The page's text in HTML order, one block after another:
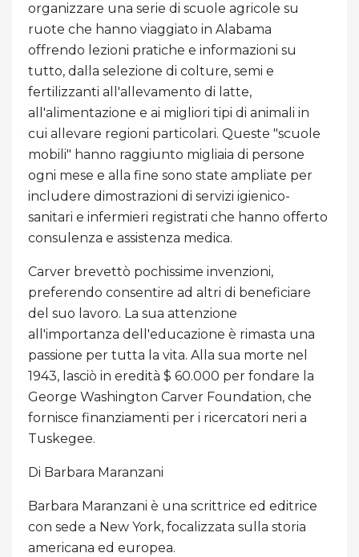
organizzare una serie di scuole agricole su
ruote che hanno viaggiato in Alabama
offrendo lezioni pratiche e informazioni su
tutto, dalla selezione di colture, semi e
fertilizzanti all'allevamento di latte,
all'alimentazione e ai migliori tipi di animali in
cui allevare regioni particolari. Queste "scuole
mobili" hanno raggiunto migliaia di persone
ogni mese e alla fine sono state ampliate per
includere dimostrazioni di servizi igienico-
sanitari e infermieri registrati che hanno offerto
consulenza e assistenza medica.
Carver brevettò pochissime invenzioni,
preferendo consentire ad altri di beneficiare
del suo lavoro. La sua attenzione
all'importanza dell'educazione è rimasta una
passione per tutta la vita. Alla sua morte nel
1943, lasciò in eredità $ 60.000 per fondare la
George Washington Carver Foundation, che
fornisce finanziamenti per i ricercatori neri a
Tuskegee.
Di Barbara Maranzani
Barbara Maranzani è una scrittrice ed editrice
con sede a New York, focalizzata sulla storia
americana ed europea.